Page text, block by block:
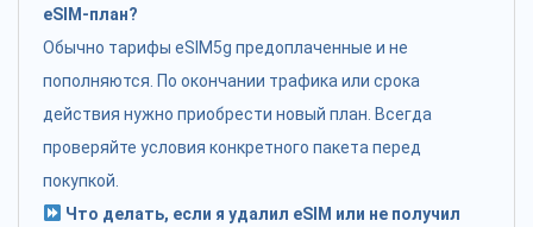
eSIM-план?
Обычно тарифы eSIM5g предоплаченные и не
пополняются. По окончании трафика или срока
действия нужно приобрести новый план. Всегда
проверяйте условия конкретного пакета перед
покупкой.
Что делать, если я удалил eSIM или не получил